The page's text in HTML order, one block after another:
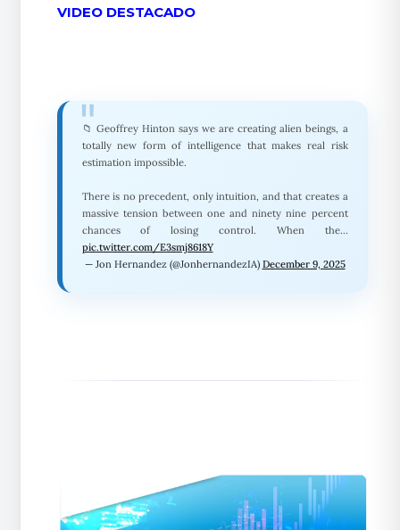
VIDEO DESTACADO
📁 Geoffrey Hinton says we are creating alien beings, a
totally new form of intelligence that makes real risk
estimation impossible.
There is no precedent, only intuition, and that creates a
massive tension between one and ninety nine percent
chances of losing control. When the…
pic.twitter.com/E3smj8618Y
— Jon Hernandez (@JonhernandezIA) December 9, 2025